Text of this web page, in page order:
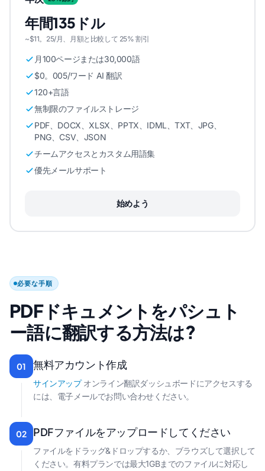
年間135ドル
~$11。25/月、月額と比較して 25% 割引
月100ページまたは30,000語
$0。005/ワード AI 翻訳
120+言語
無制限のファイルストレージ
PDF、DOCX、XLSX、PPTX、IDML、TXT、JPG、
PNG、CSV、JSON
チームアクセスとカスタム用語集
優先メールサポート
始めよう
必要な手順
PDFドキュメントをパシュト
ー語に翻訳する方法は?
01 無料アカウント作成
サインアップオンライン翻訳ダッシュボードにアクセスする
には、電子メールでお問い合わせください。
02 PDFファイルをアップロードしてください
ファイルをドラッグ&ドロップするか、ブラウズして選択して
ください。有料プランでは最大1GBまでのファイルに対応し